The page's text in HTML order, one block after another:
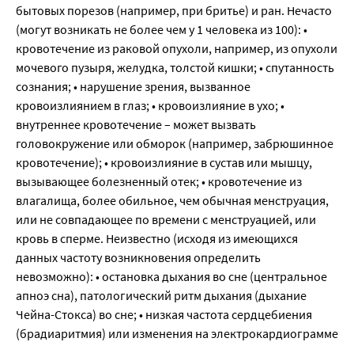
бытовых порезов (например, при бритье) и ран. Нечасто
(могут возникать не более чем у 1 человека из 100): •
кровотечение из раковой опухоли, например, из опухоли
мочевого пузыря, желудка, толстой кишки; • спутанность
сознания; • нарушение зрения, вызванное
кровоизлиянием в глаз; • кровоизлияние в ухо; •
внутреннее кровотечение – может вызвать
головокружение или обморок (например, забрюшинное
кровотечение); • кровоизлияние в сустав или мышцу,
вызывающее болезненный отек; • кровотечение из
влагалища, более обильное, чем обычная менструация,
или не совпадающее по времени с менструацией, или
кровь в сперме. Неизвестно (исходя из имеющихся
данных частоту возникновения определить
невозможно): • остановка дыхания во сне (центральное
апноэ сна), патологический ритм дыхания (дыхание
Чейна-Стокса) во сне; • низкая частота сердцебиения
(брадиаритмия) или изменения на электрокардиограмме